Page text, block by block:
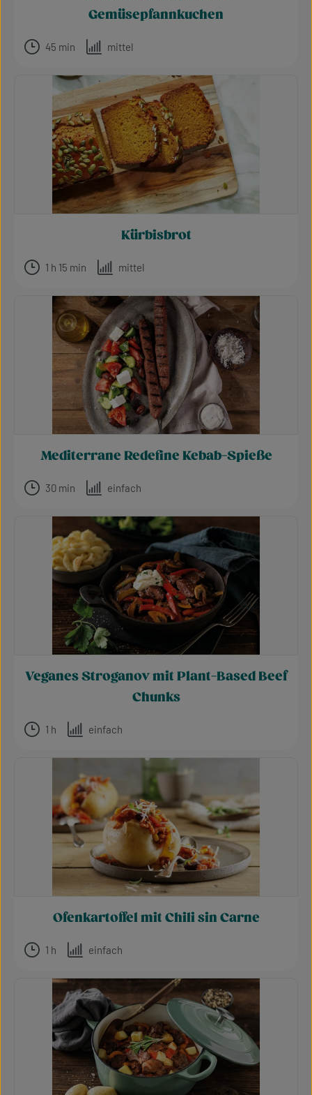
Gemüsepfannkuchen
45 min mittel
Kürbisbrot
1 h 15 min mittel
Mediterrane Redefine Kebab-Spieße
30 min einfach
Veganes Stroganov mit Plant-Based Beef
Chunks
1 h einfach
Ofenkartoffel mit Chili sin Carne
1 h einfach